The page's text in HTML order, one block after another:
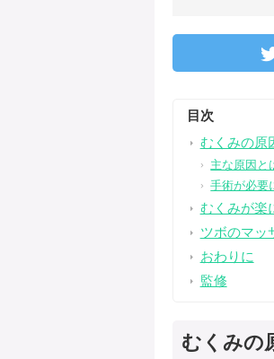
目次
むくみの原
主な原因と
手術が必要
むくみが楽
ツボのマッ
おわりに
監修
むくみの